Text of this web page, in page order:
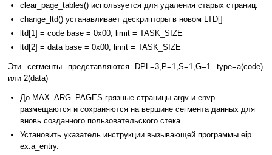
clear_page_tables() используется для удаления старых страниц.
change_ltd() устанавливает дескрипторы в новом LTD[]
ltd[1] = code base = 0x00, limit = TASK_SIZE
ltd[2] = data base = 0x00, limit = TASK_SIZE
Эти сегменты представляются DPL=3,P=1,S=1,G=1 type=a(code)
или 2(data)
До MAX_ARG_PAGES грязные страницы argv и envp
размещаются и сохраняются на вершине сегмента данных для
вновь созданного пользовательского стека.
Установить указатель инструкции вызывающей программы eip =
ex.a_entry.